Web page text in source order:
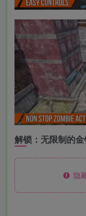
解锁：无限制的
隐